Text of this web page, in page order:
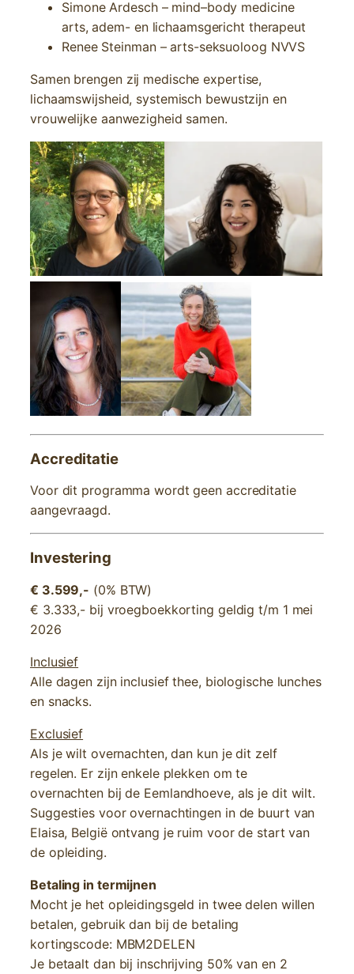
Simone Ardesch – mind–body medicine
arts, adem- en lichaamsgericht therapeut
Renee Steinman – arts-seksuoloog NVVS
Samen brengen zij medische expertise,
lichaamswijsheid, systemisch bewustzijn en
vrouwelijke aanwezigheid samen.
Accreditatie
Voor dit programma wordt geen accreditatie
aangevraagd.
Investering
€ 3.599,- (0% BTW)
€ 3.333,- bij vroegboekkorting geldig t/m 1 mei
2026
Inclusief
Alle dagen zijn inclusief thee, biologische lunches
en snacks.
Exclusief
Als je wilt overnachten, dan kun je dit zelf
regelen. Er zijn enkele plekken om te
overnachten bij de Eemlandhoeve, als je dit wilt.
Suggesties voor overnachtingen in de buurt van
Elaisa, België ontvang je ruim voor de start van
de opleiding.
Betaling in termijnen
Mocht je het opleidingsgeld in twee delen willen
betalen, gebruik dan bij de betaling
kortingscode: MBM2DELEN
Je betaalt dan bij inschrijving 50% van en 2